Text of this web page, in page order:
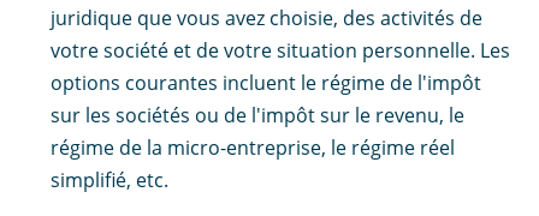
juridique que vous avez choisie, des activités de
votre société et de votre situation personnelle. Les
options courantes incluent le régime de l'impôt
sur les sociétés ou de l'impôt sur le revenu, le
régime de la micro-entreprise, le régime réel
simplifié, etc.